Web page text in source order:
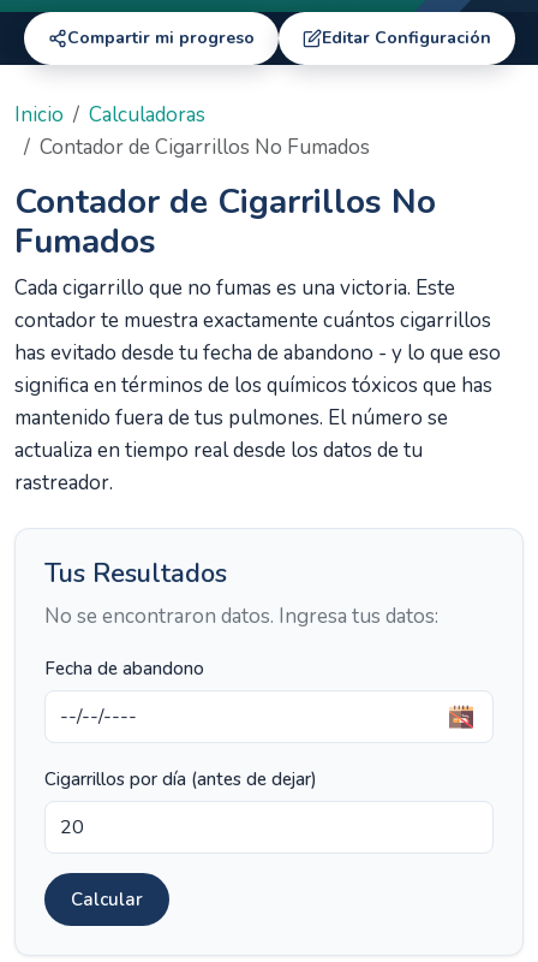
Compartir mi progreso Editar Configuración
Inicio
Calculadoras
Contador de Cigarrillos No Fumados
Contador de Cigarrillos No
Fumados
Cada cigarrillo que no fumas es una victoria. Este
contador te muestra exactamente cuántos cigarrillos
has evitado desde tu fecha de abandono - y lo que eso
significa en términos de los químicos tóxicos que has
mantenido fuera de tus pulmones. El número se
actualiza en tiempo real desde los datos de tu
rastreador.
Tus Resultados
No se encontraron datos. Ingresa tus datos:
Fecha de abandono
Cigarrillos por día (antes de dejar)
Calcular